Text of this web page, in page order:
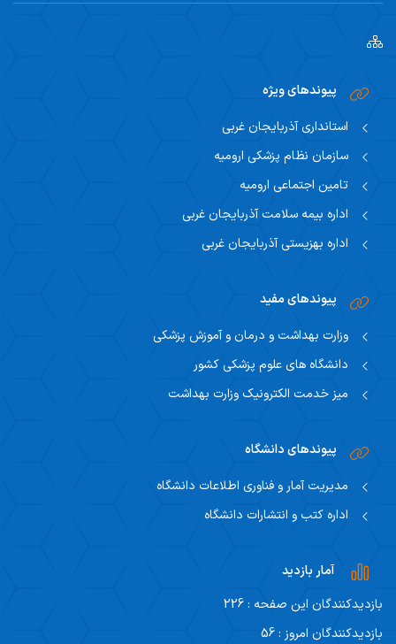
پیوندهای ویژه
استانداری آذربایجان غربی
سازمان نظام پزشکی ارومیه
تامین اجتماعی ارومیه
اداره بیمه سلامت آذربایجان غربی
اداره بهزیستی آذربایجان غربی
پیوندهای مفید
وزارت بهداشت و درمان و آموزش پزشکی
دانشگاه های علوم پزشکی کشور
میز خدمت الکترونیک وزارت بهداشت
پیوندهای دانشگاه
مدیریت آمار و فناوری اطلاعات دانشگاه
اداره کتب و انتشارات دانشگاه
آمار بازدید
بازدیدکنندگان این صفحه : 226
بازدیدکنندگان امروز : 56